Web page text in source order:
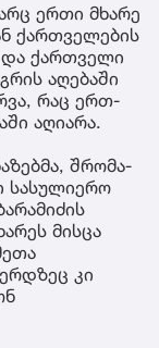
ერთი მხარე
ქართველების
ქართველი
აღებაში
რაც ერთ-
აღიარა.
შრომა-
სასულიერო
მისცა
კი